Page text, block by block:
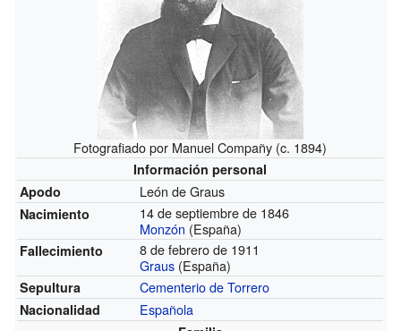
Fotografiado por Manuel Compañy (c. 1894)
Información personal
Apodo
León de Graus
Nacimiento
14 de septiembre de 1846
Monzón (España)
Fallecimiento
8 de febrero de 1911
Graus (España)
Sepultura Cementerio de Torrero
Nacionalidad Española